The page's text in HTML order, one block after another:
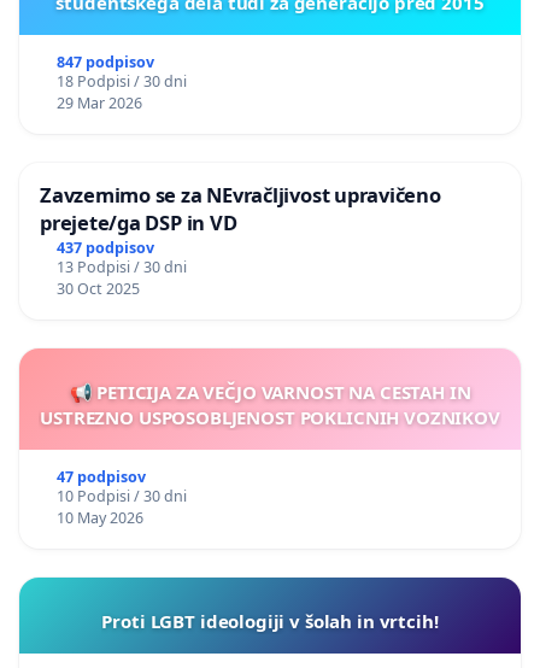
847 podpisov
18 Podpisi / 30 dni
29 Mar 2026
Zavzemimo se za NEvračljivost upravičeno
prejete/ga DSP in VD
437 podpisov
13 Podpisi / 30 dni
30 Oct 2025
📢 PETICIJA ZA VEČJO VARNOST NA CESTAH IN
USTREZNO USPOSOBLJENOST POKLICNIH VOZNIKOV
47 podpisov
10 Podpisi / 30 dni
10 May 2026
Proti LGBT ideologiji v šolah in vrtcih!